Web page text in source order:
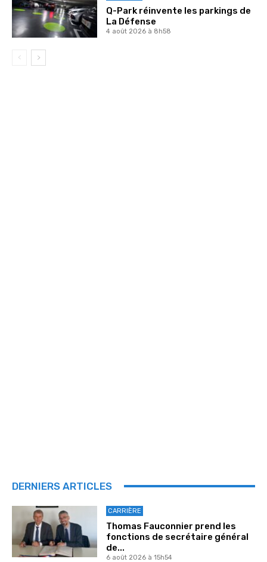
Q-Park réinvente les parkings de
La Défense
4 août 2026 à 8h58
DERNIERS ARTICLES
CARRIÈRE
Thomas Fauconnier prend les
fonctions de secrétaire général
de...
6 août 2026 à 15h54